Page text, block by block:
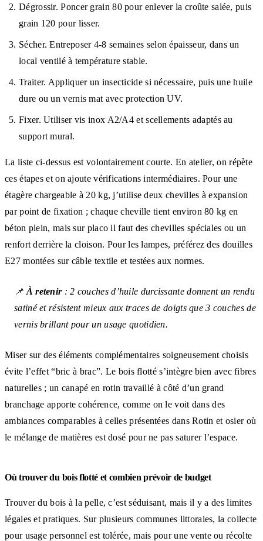
Dégrossir. Poncer grain 80 pour enlever la croûte salée, puis
grain 120 pour lisser.
Sécher. Entreposer 4-8 semaines selon épaisseur, dans un
local ventilé à température stable.
Traiter. Appliquer un insecticide si nécessaire, puis une huile
dure ou un vernis mat avec protection UV.
Fixer. Utiliser vis inox A2/A4 et scellements adaptés au
support mural.
La liste ci-dessus est volontairement courte. En atelier, on répète
ces étapes et on ajoute vérifications intermédiaires. Pour une
étagère chargeable à 20 kg, j’utilise deux chevilles à expansion
par point de fixation ; chaque cheville tient environ 80 kg en
béton plein, mais sur placo il faut des chevilles spéciales ou un
renfort derrière la cloison. Pour les lampes, préférez des douilles
E27 montées sur câble textile et testées aux normes.
📌 À retenir: 2 couches d’huile durcissante donnent un rendu
satiné et résistent mieux aux traces de doigts que 3 couches de
vernis brillant pour un usage quotidien.
Miser sur des éléments complémentaires soigneusement choisis
évite l’effet “bric à brac”. Le bois flotté s’intègre bien avec fibres
naturelles ; un canapé en rotin travaillé à côté d’un grand
branchage apporte cohérence, comme on le voit dans des
ambiances comparables à celles présentées dans Rotin et osier où
le mélange de matières est dosé pour ne pas saturer l’espace.
Où trouver du bois flotté et combien prévoir de budget
Trouver du bois à la pelle, c’est séduisant, mais il y a des limites
légales et pratiques. Sur plusieurs communes littorales, la collecte
pour usage personnel est tolérée, mais pour une vente ou récolte